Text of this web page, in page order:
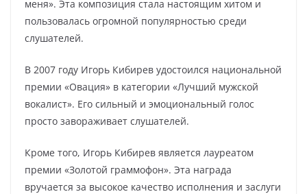
меня». Эта композиция стала настоящим хитом и
пользовалась огромной популярностью среди
слушателей.
В 2007 году Игорь Кибирев удостоился национальной
премии «Овация» в категории «Лучший мужской
вокалист». Его сильный и эмоциональный голос
просто завораживает слушателей.
Кроме того, Игорь Кибирев является лауреатом
премии «Золотой граммофон». Эта награда
вручается за высокое качество исполнения и заслуги